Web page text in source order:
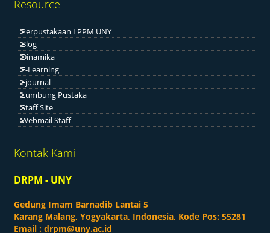
Resource
Perpustakaan LPPM UNY
Blog
Dinamika
E-Learning
Ejournal
Lumbung Pustaka
Staff Site
Webmail Staff
Kontak Kami
DRPM - UNY
Gedung Imam Barnadib Lantai 5
Karang Malang, Yogyakarta, Indonesia, Kode Pos: 55281
Email :drpm@uny.ac.id